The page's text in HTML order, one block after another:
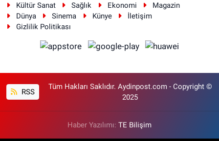
Kültür Sanat
Sağlık Ekonomi
Magazin
Dünya
Sinema Künye
İletişim
Gizlilik Politikası
RSS
Tüm Hakları Saklıdır. Aydinpost.com - Copyright ©
2025
Haber Yazılımı: TE Bilişim